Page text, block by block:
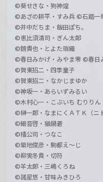
©葵せきな・狗神煌
©あざの耕平・すみ兵 ©石踏一
©井中だちま・飯田ぽち。
©恵比須清司・ぎん太郎
©鏡貴也・とよた瑣織
©春日みかげ・みやま零 ©春日
©賀東招二・四季童子
©賀東招二・なかじまゆか
©神坂一・あらいずみるい
©木村心一・こぶいち むりりん
©榊一郎・なまにくＡＴＫ（ニ
©細音啓・猫鍋蒼
©橘公司・つなこ
©築地俊彦・駒都え～じ
©柳実冬貴・切符
©羊太郎・三嶋くろね
©諸星悠・甘味みきひろ